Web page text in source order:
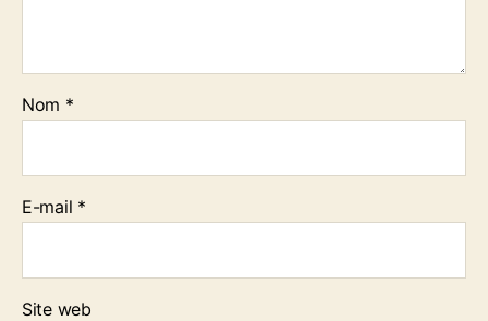
Nom *
E-mail *
Site web